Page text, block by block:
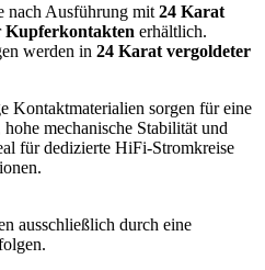
nach Ausführung mit 24 Karat
Kupferkontakten erhältlich.
werden in 24 Karat vergoldeter
Kontaktmaterialien sorgen für eine
mechanische Stabilität und
für dedizierte HiFi-Stromkreise
ausschließlich durch eine